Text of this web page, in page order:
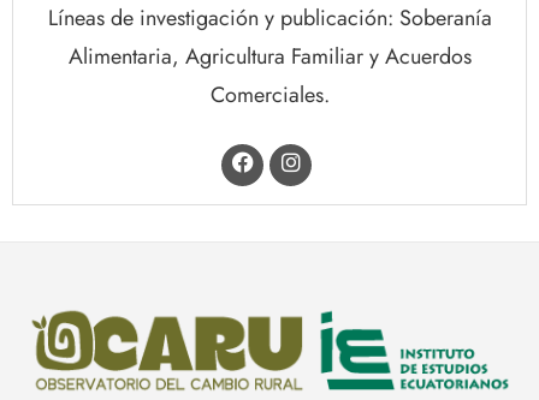
Líneas de investigación y publicación: Soberanía
Alimentaria, Agricultura Familiar y Acuerdos
Comerciales.